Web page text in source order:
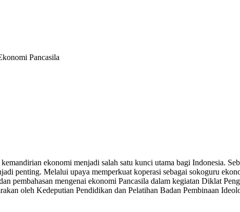
Pancasila
ekonomi menjadi salah satu kunci utama bagi Indonesia.
penting. Melalui upaya memperkuat koperasi sebagai sokoguru
pembahasan mengenai ekonomi Pancasila dalam kegiatan Diklat
oleh Kedeputian Pendidikan dan Pelatihan Badan Pembinaan